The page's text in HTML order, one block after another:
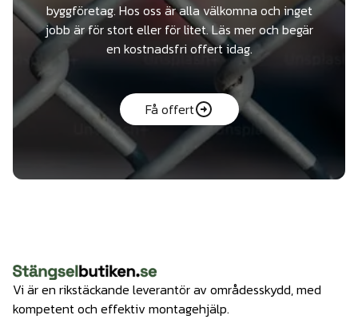
byggföretag. Hos oss är alla välkomna och inget
jobb är för stort eller för litet. Läs mer och begär
en kostnadsfri offert idag.
Få offert
Vi är en rikstäckande leverantör av områdesskydd, med
kompetent och effektiv montagehjälp.